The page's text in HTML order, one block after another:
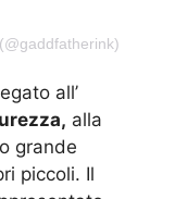
all’
alla
grande
piccoli. Il